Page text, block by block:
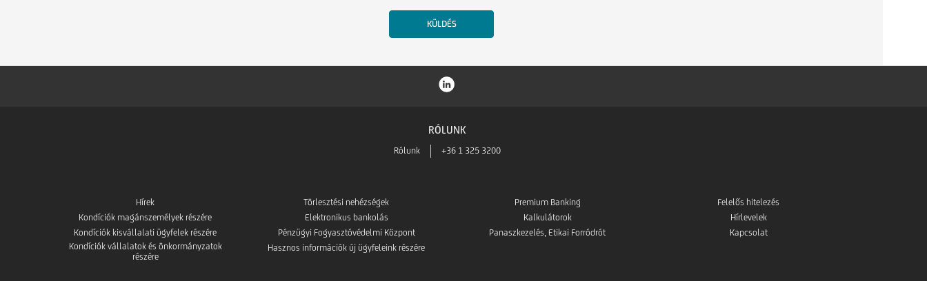
RÓLUNK
Rólunk +36 1 325 3200
Hírek
Kondíciók magánszemélyek részére
Kondíciók kisvállalati ügyfelek részére
Kondíciók vállalatok és önkormányzatok
részére
Törlesztési nehézségek
Elektronikus bankolás
Pénzügyi Fogyasztóvédelmi Központ
Hasznos információk új ügyfeleink részére
Premium Banking
Kalkulátorok
Panaszkezelés, Etikai Forródrót
Felelős hitelezés
Hírlevelek
Kapcsolat